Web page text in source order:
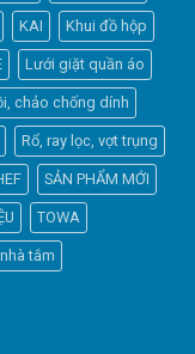
KAI Khui đồ hộp
Lưới giặt quần áo
chảo chống dính
Rổ, ray lọc, vợt trụng
SẢN PHẨM MỚI
TOWA
tắm
a day